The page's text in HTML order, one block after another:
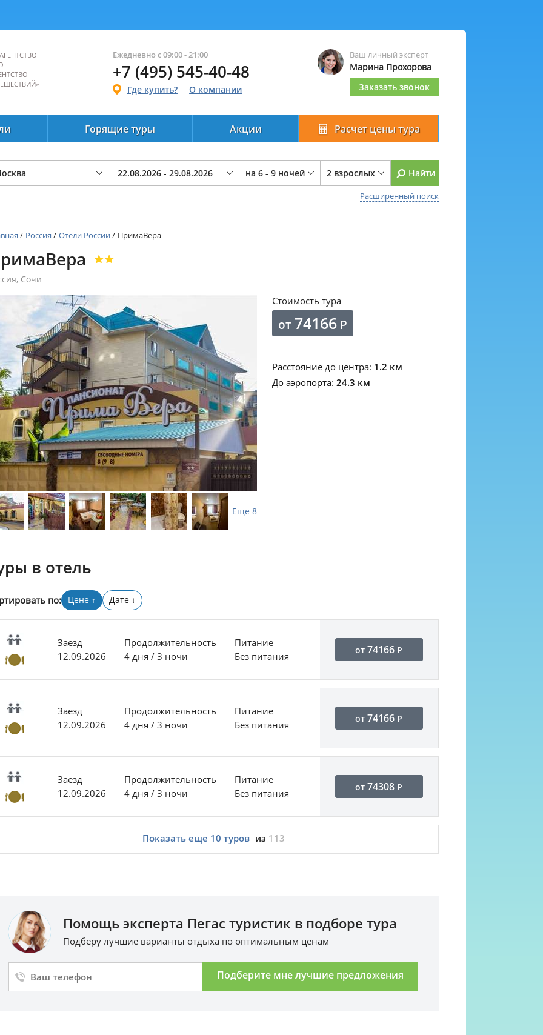
Ежедневно с 09:00 - 21:00
+7 (495) 545-40-48
Где купить? О компании
Ваш личный эксперт
Марина Прохорова
Заказать звонок
Горящие туры Акции Расчет цены тура
на 6 - 9 ночей 2 взрослых Найти
Расширенный поиск
/ Россия / Отели России/ ПримаВера
, Сочи
Еще 8
Стоимость тура
от 74166 Р
Расстояние до центра: 1.2 км
До аэропорта: 24.3 км
в отель
по: Цене ↑ Дате ↓
Заезд
12.09.2026
Продолжительность
4 дня / 3 ночи
Питание
Без питания
от74166 Р
Заезд
12.09.2026
Продолжительность
4 дня / 3 ночи
Питание
Без питания
от74166 Р
Заезд
12.09.2026
Продолжительность
4 дня / 3 ночи
Питание
Без питания
от74308 Р
Показать еще 10 туров из 113
Помощь эксперта Пегас туристик в подборе тура
Подберу лучшие варианты отдыха по оптимальным ценам
Подберите мне лучшие предложения